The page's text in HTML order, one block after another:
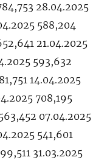
28.04.2025
588,204
21.04.2025
593,632
14.04.2025
708,195
07.04.2025
541,601
31.03.2025